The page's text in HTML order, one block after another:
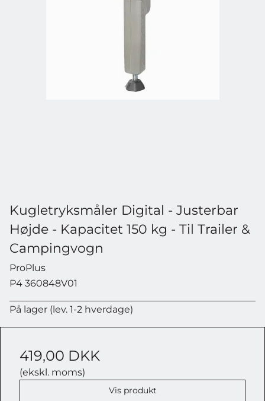
Kugletryksmåler Digital - Justerbar
Højde - Kapacitet 150 kg - Til Trailer &
Campingvogn
ProPlus
P4 360848V01
På lager (lev. 1-2 hverdage)
419,00 DKK
(ekskl. moms)
Vis produkt